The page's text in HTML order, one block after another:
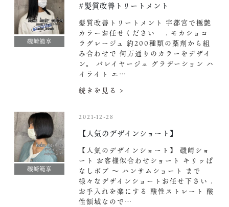
磯崎範享
#髪質改善トリートメント
髪質改善トリートメント 宇都宮で極艶
カラーお任せください . モカショコ
ラグレージュ 約200種類の薬剤から組
み合わせで 何万通りのカラーをデザイ
ン。 バレイヤージュ グラデーション ハ
イライト エ…
続きを見る >
磯崎範享
2021-12-28
【人気のデザインショート】
【人気のデザインショート】 磯崎ショ
ート お客様似合わせショート キリッぱ
なしボブ 〜 ハンサムショート まで
様々なデザインショートお任せ下さい .
お手入れを楽にする 酸性ストレート 酸
性領域なので…